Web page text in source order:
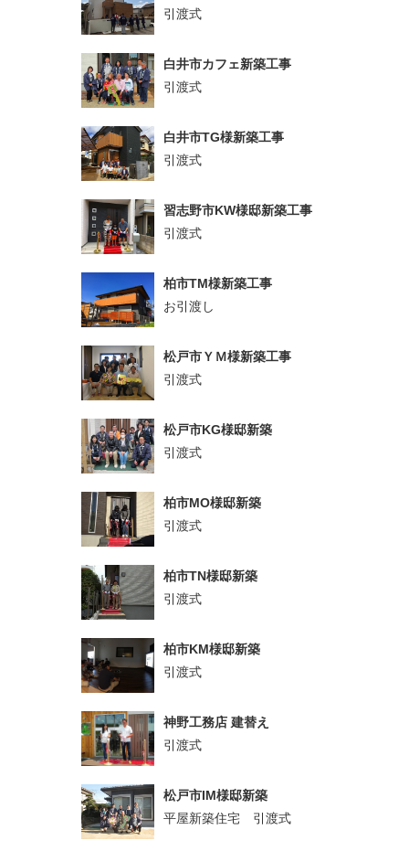
引渡式
白井市カフェ新築工事
引渡式
白井市TG様新築工事
引渡式
習志野市KW様邸新築工事
引渡式
柏市TM様新築工事
お引渡し
松戸市ＹＭ様新築工事
引渡式
松戸市KG様邸新築
引渡式
柏市MO様邸新築
引渡式
柏市TN様邸新築
引渡式
柏市KM様邸新築
引渡式
神野工務店 建替え
引渡式
松戸市IM様邸新築
平屋新築住宅 引渡式